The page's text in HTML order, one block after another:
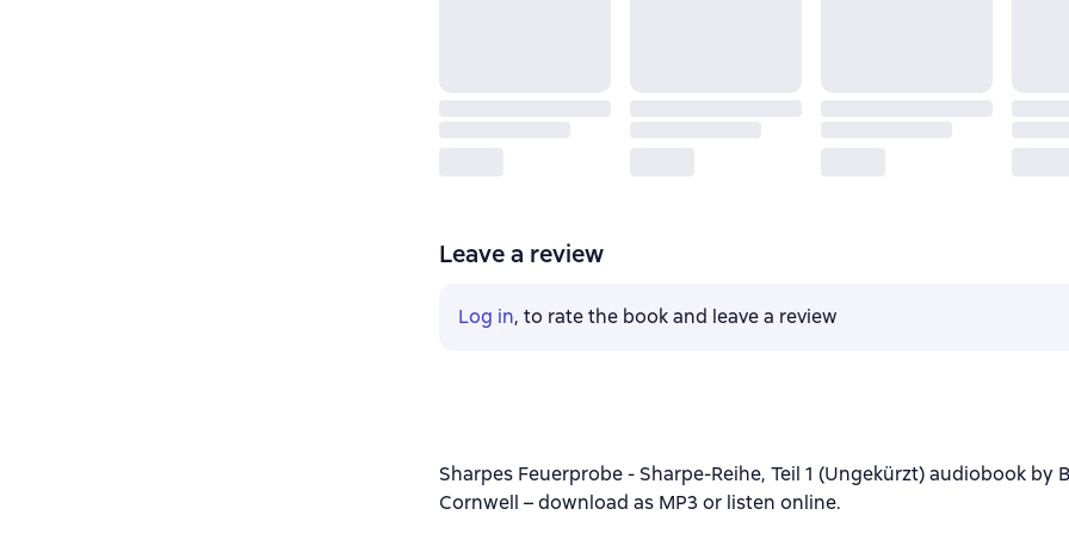
Leave a review
Log in, to rate the book and leave a review
Sharpes Feuerprobe - Sharpe-Reihe, Teil 1 (Ungekürzt) audiobook by
Cornwell – download as MP3 or listen online.